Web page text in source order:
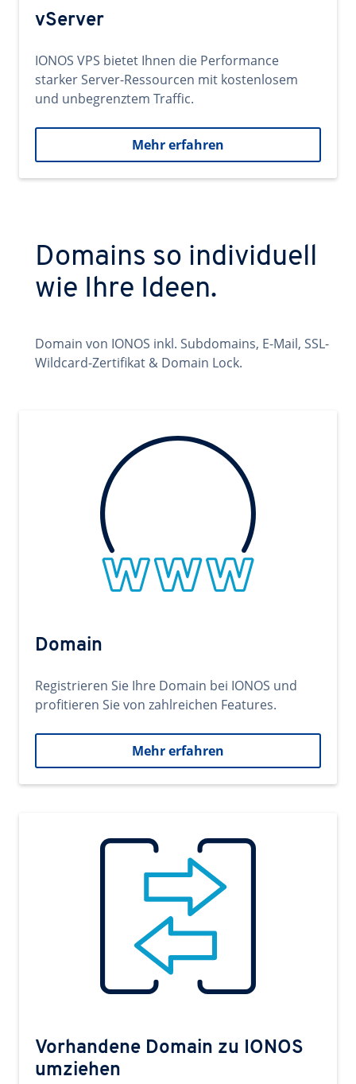
vServer
IONOS VPS bietet Ihnen die Performance
starker Server-Ressourcen mit kostenlosem
und unbegrenztem Traffic.
Mehr erfahren
Domains so individuell
wie Ihre Ideen.
Domain von IONOS inkl. Subdomains, E-Mail, SSL-
Wildcard-Zertifikat & Domain Lock.
Domain
Registrieren Sie Ihre Domain bei IONOS und
profitieren Sie von zahlreichen Features.
Mehr erfahren
Vorhandene Domain zu IONOS
umziehen